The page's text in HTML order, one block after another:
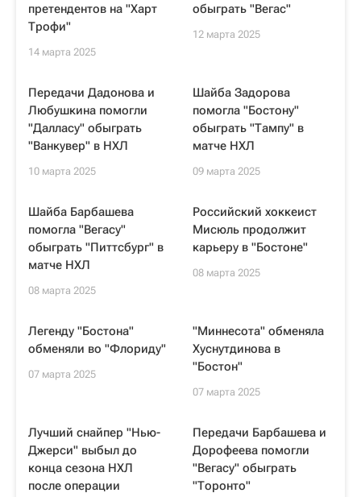
претендентов на "Харт
Трофи"
14 марта 2025
обыграть "Вегас"
12 марта 2025
Передачи Дадонова и
Любушкина помогли
"Далласу" обыграть
"Ванкувер" в НХЛ
10 марта 2025
Шайба Задорова
помогла "Бостону"
обыграть "Тампу" в
матче НХЛ
09 марта 2025
Шайба Барбашева
помогла "Вегасу"
обыграть "Питтсбург" в
матче НХЛ
08 марта 2025
Российский хоккеист
Мисюль продолжит
карьеру в "Бостоне"
08 марта 2025
Легенду "Бостона"
обменяли во "Флориду"
07 марта 2025
"Миннесота" обменяла
Хуснутдинова в
"Бостон"
07 марта 2025
Лучший снайпер "Нью-
Джерси" выбыл до
конца сезона НХЛ
после операции
Передачи Барбашева и
Дорофеева помогли
"Вегасу" обыграть
"Торонто"